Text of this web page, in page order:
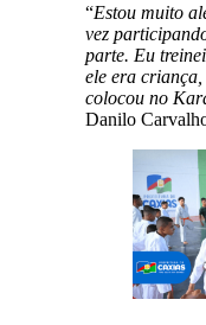
“Estou muito
vez
parte. Eu
ele era
colocou no
Danilo